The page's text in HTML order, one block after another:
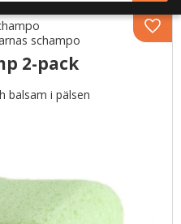
schampo
2-pack
balsam i pälsen